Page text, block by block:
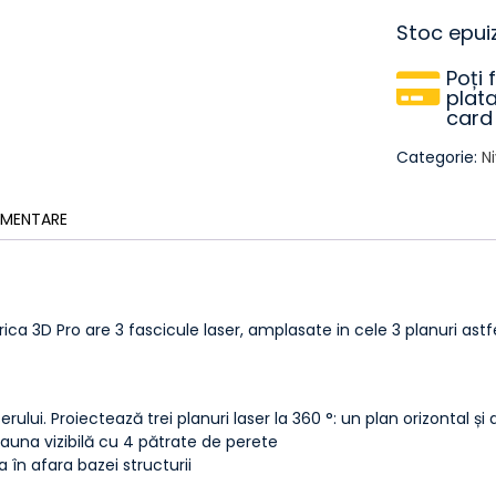
Stoc
Poți
card
Categorie:
3D Pro are 3 fascicule laser, amplasate in cele 3 planuri
Proiectează trei planuri laser la 360 °: un plan orizontal
vizibilă cu 4 pătrate de perete
în afara bazei structurii